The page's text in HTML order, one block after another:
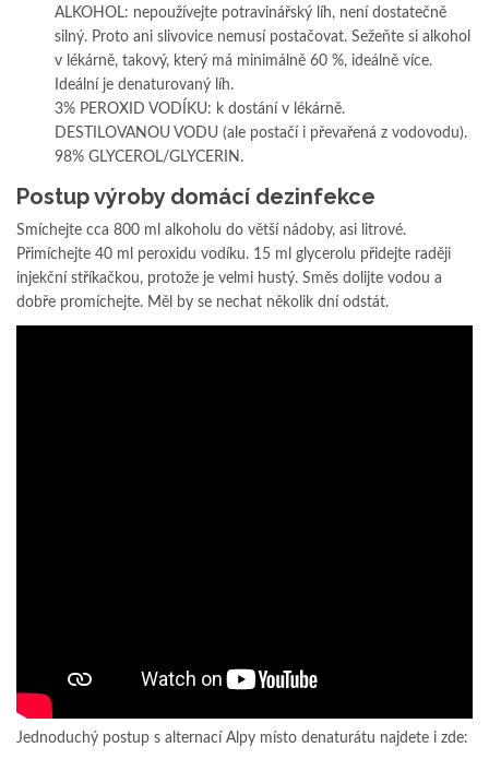
ALKOHOL: nepoužívejte potravinářský líh, není dostatečně
silný. Proto ani slivovice nemusí postačovat. Sežeňte si alkohol
v lékárně, takový, který má minimálně 60 %, ideálně více.
Ideální je denaturovaný líh.
3% PEROXID VODÍKU: k dostání v lékárně.
DESTILOVANOU VODU (ale postačí i převařená z vodovodu).
98% GLYCEROL/GLYCERIN.
Postup výroby domácí dezinfekce
Smíchejte cca 800 ml alkoholu do větší nádoby, asi litrové.
Přimíchejte 40 ml peroxidu vodíku. 15 ml glycerolu přidejte raději
injekční stříkačkou, protože je velmi hustý. Směs dolijte vodou a
dobře promíchejte. Měl by se nechat několik dní odstát.
Jednoduchý postup s alternací Alpy místo denaturátu najdete i zde: